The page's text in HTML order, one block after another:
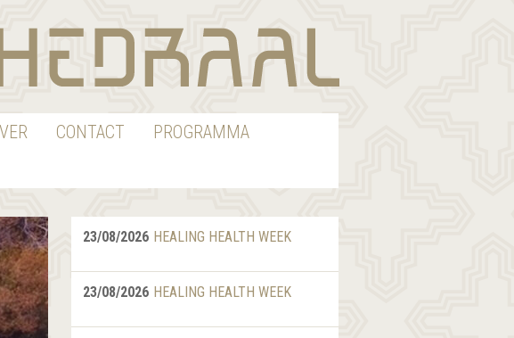
CONTACT
PROGRAMMA
23/08/2026 HEALING HEALTH WEEK
23/08/2026 HEALING HEALTH WEEK